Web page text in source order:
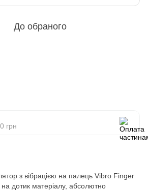
До обраного
грн
з вібрацією на палець Vibro Finger
дотик матеріалу, абсолютно